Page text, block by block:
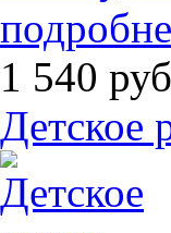
1 540 руб
Детское